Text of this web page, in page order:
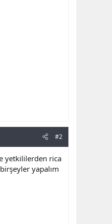
#2
yetkililerden rica
yapalım